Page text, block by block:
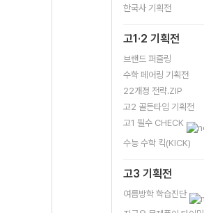
한국사 기획전
고1·2 기획전
브랜드 퍼즐링
수학 페어링 기획전
22개정 전략.ZIP
고2 골든타임 기획전
고1 필수 CHECK
수능 수학 킥(KICK)
고3 기획전
여름방학 학습진단